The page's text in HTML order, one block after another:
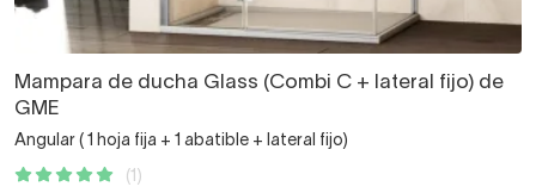
Mampara de ducha Glass (Combi C + lateral fijo) de
GME
Angular ( 1 hoja fija + 1 abatible + lateral fijo)
(1)